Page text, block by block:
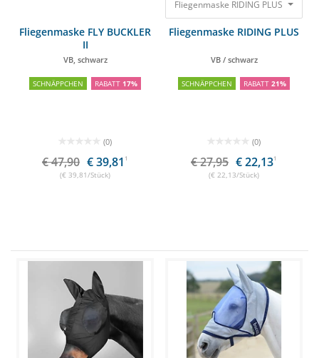
Fliegenmaske FLY BUCKLER
II
VB, schwarz
SCHNÄPPCHEN RABATT 17%
(0)
€ 47,90 € 39,81 1
(€ 39,81/Stück)
Fliegenmaske RIDING
Fliegenmaske RIDING PLUS
VB / schwarz
SCHNÄPPCHEN RABATT 21%
(0)
€ 27,95 € 22,131
(€ 22,13/Stück)